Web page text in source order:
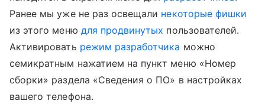
Ранее мы уже не раз освещали некоторые фишки
из этого меню для продвинутых пользователей.
Активировать режим разработчика можно
семикратным нажатием на пункт меню «Номер
сборки» раздела «Сведения о ПО» в настройках
вашего телефона.